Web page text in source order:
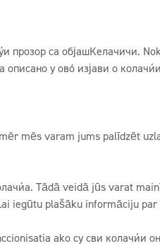
са објашКелачичи.
у овој изјави о
mēs varam jums palīdzēt
Tādā veidā jūs varat
Lai iegūtu plašāku informāciju
ako су сви колачићи